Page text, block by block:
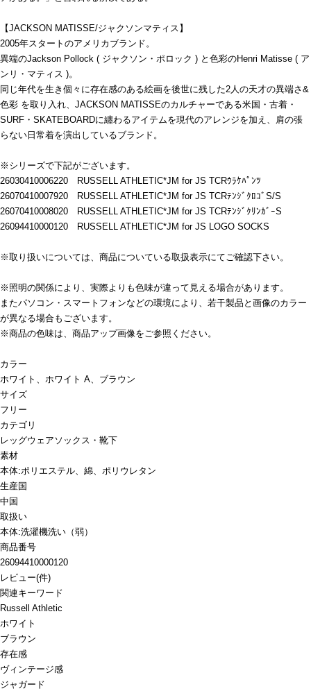
【JACKSON MATISSE/ジャクソンマティス】
2005年スタートのアメリカブランド。
異端のJackson Pollock ( ジャクソン・ポロック ) と色彩のHenri Matisse ( ア
ンリ・マティス )。
同じ年代を生き個々に存在感のある絵画を後世に残した2人の天才の異端さ&
色彩 を取り入れ、JACKSON MATISSEのカルチャーである米国・古着・
SURF・SKATEBOARDに纏わるアイテムを現代のアレンジを加え、肩の張
らない日常着を演出しているブランド。
※シリーズで下記がございます。
26030410006220 RUSSELL ATHLETIC*JM for JS TCRｳﾗｹﾊﾟﾝﾂ
26070410007920 RUSSELL ATHLETIC*JM for JS TCRﾃﾝｼﾞｸﾛｺﾞS/S
26070410008020 RUSSELL ATHLETIC*JM for JS TCRﾃﾝｼﾞｸﾘﾝｶﾞｰS
26094410000120 RUSSELL ATHLETIC*JM for JS LOGO SOCKS
※取り扱いについては、商品についている取扱表示にてご確認下さい。
※照明の関係により、実際よりも色味が違って見える場合があります。
またパソコン・スマートフォンなどの環境により、若干製品と画像のカラー
が異なる場合もございます。
※商品の色味は、商品アップ画像をご参照ください。
カラー
ホワイト、ホワイト A、ブラウン
サイズ
フリー
カテゴリ
レッグウェア ソックス・靴下
素材
本体:ポリエステル、綿、ポリウレタン
生産国
中国
取扱い
本体:洗濯機洗い（弱）
商品番号
26094410000120
レビュー(件)
関連キーワード
Russell Athletic
ホワイト
ブラウン
存在感
ヴィンテージ感
ジャガード